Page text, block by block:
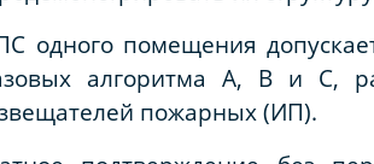
одного помещения
алгоритма А, В и С,
пожарных (ИП).